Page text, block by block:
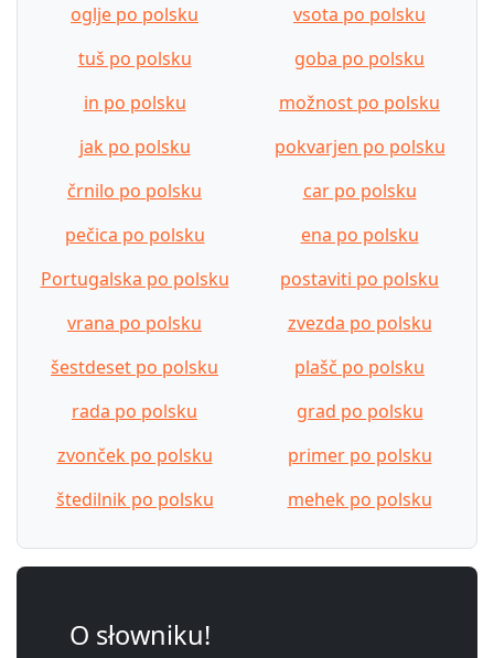
oglje po polsku
vsota po polsku
tuš po polsku
goba po polsku
in po polsku
možnost po polsku
jak po polsku
pokvarjen po polsku
črnilo po polsku
car po polsku
pečica po polsku
ena po polsku
Portugalska po polsku
postaviti po polsku
vrana po polsku
zvezda po polsku
šestdeset po polsku
plašč po polsku
rada po polsku
grad po polsku
zvonček po polsku
primer po polsku
štedilnik po polsku
mehek po polsku
O słowniku!